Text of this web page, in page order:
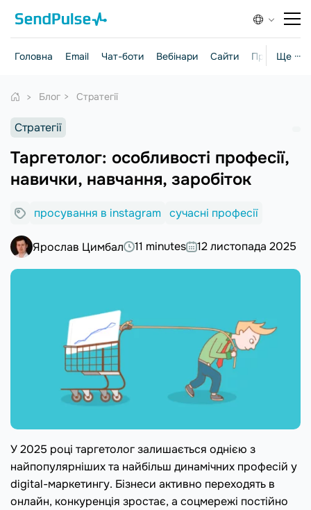
Ще ···
Головна Email Чат-боти Вебінари Сайти Практичні
Блог Стратегії
Стратегії
Таргетолог: особливості професії,
навички, навчання, заробіток
просування в instagram сучасні професії
Ярослав Цимбал 11 minutes 12 листопада 2025
У 2025 році таргетолог залишається однією з
найпопулярніших та найбільш динамічних професій у
digital-маркетингу. Бізнеси активно переходять в
онлайн, конкуренція зростає, а соцмережі постійно